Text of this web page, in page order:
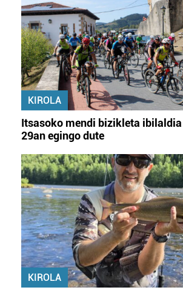
Lortu zure datu pertsonalak
buruzko informazio gehiago eta ezarri
datuen atalean. Edozein unetan alda
zure baimena Cookieen adierazpenean.
Webgune honek cookie propioak eta
fitxategiak erabiltzen ditu. Zure
zerbitzuak hobetzeko asmoz, cookie
baliatzen gara. Ohar hau onartuz gero,
irakurri
KIROLA
Itsasoko mendi bizikleta
29an egingo dute
KIROLA